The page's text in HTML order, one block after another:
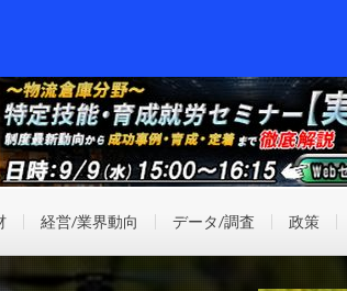
経営/業界動向 データ/調査 政策